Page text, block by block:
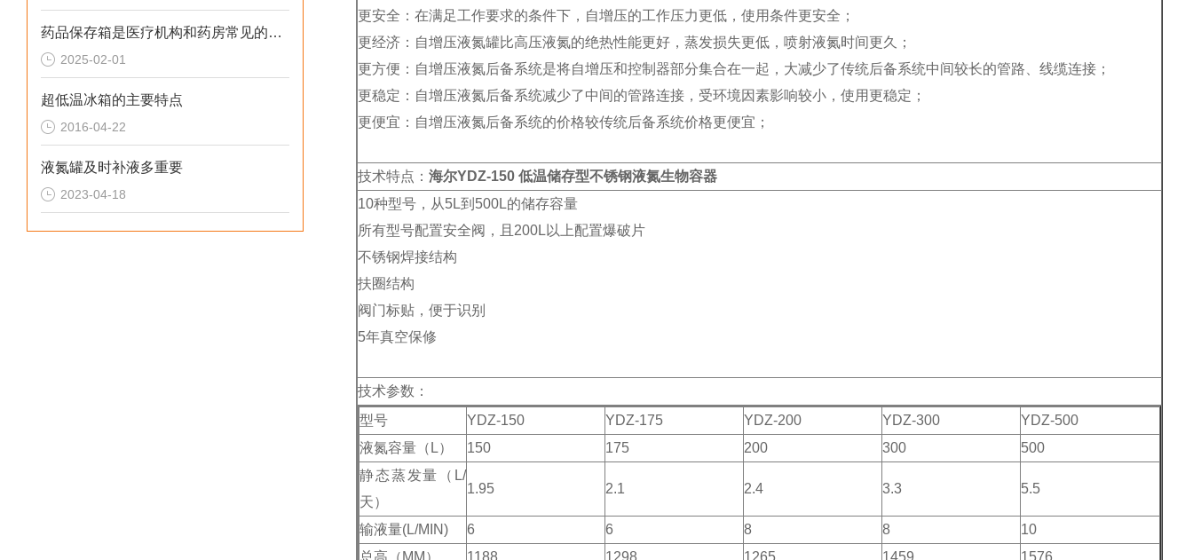
药品保存箱是医疗机构和药房常见的设备之一
2025-02-01
超低温冰箱的主要特点
2016-04-22
液氮罐及时补液多重要
2023-04-18
更安全：在满足工作要求的条件下，自增压的工作压力更低，使用条件更安全；
更经济：自增压液氮罐比高压液氮的绝热性能更好，蒸发损失更低，喷射液氮时间更久；
更方便：自增压液氮后备系统是将自增压和控制器部分集合在一起，大减少了传统后备系统中间较长的管路、线缆连接；
更稳定：自增压液氮后备系统减少了中间的管路连接，受环境因素影响较小，使用更稳定；
更便宜：自增压液氮后备系统的价格较传统后备系统价格更便宜；
技术特点： 海尔YDZ-150 低温储存型不锈钢液氮生物容器
10种型号，从5L到500L的储存容量
所有型号配置安全阀，且200L以上配置爆破片
不锈钢焊接结构
扶圈结构
阀门标贴，便于识别
5年真空保修
技术参数：
型号
YDZ-150 YDZ-175 YDZ-200 YDZ-300
YDZ-500
液氮容量（L）
150 175 200 300
500
静态蒸发量（L/
天）
1.95 2.1 2.4 3.3 5.5
输液量(L/MIN) 6 6 8 8
10
总高（MM）
1188 1298 1265 1459
1576